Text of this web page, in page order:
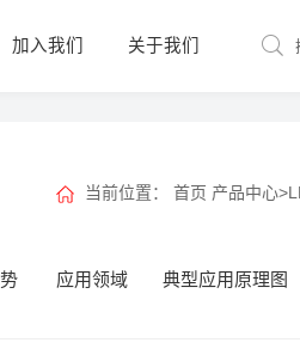
加入我们 关于我们
当前位置：首页 产品中心>
应用领域 典型应用原理图